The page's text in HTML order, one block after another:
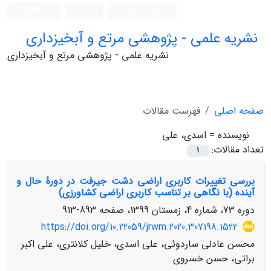
نشریه علمی - پژوهشی مرتع و آبخیزداری
نشریه علمی - پژوهشی مرتع و آبخیزداری
صفحه اصلی
فهرست مقالات
نویسنده = اسدی، علی
تعداد مقالات:
1
بررسی تغییرات کاربری اراضی دشت جیرفت در دورۀ حال و
آینده (با نگاهی بر تناسب کاربری اراضی کشاورزی)
دوره 73، شماره 4، زمستان 1399، صفحه
893-913
https://doi.org/10.22059/jrwm.2020.307198.1522
محسن عادلی ساردوئی، علی اسدی، خلیل کلانتری، علی اکبر
براتی، حسن خسروی